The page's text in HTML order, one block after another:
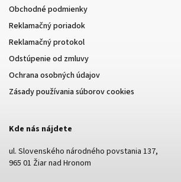
Obchodné podmienky
Reklamačný poriadok
Reklamačný protokol
Odstúpenie od zmluvy
Ochrana osobných údajov
Zásady používania súborov cookies
Kde nás nájdete
ul. Slovenského národného povstania 137,
965 01 Žiar nad Hronom